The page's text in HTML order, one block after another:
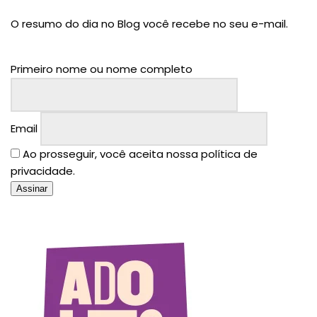
O resumo do dia no Blog você recebe no seu e-mail.
Primeiro nome ou nome completo
Email
Ao prosseguir, você aceita nossa política de
privacidade.